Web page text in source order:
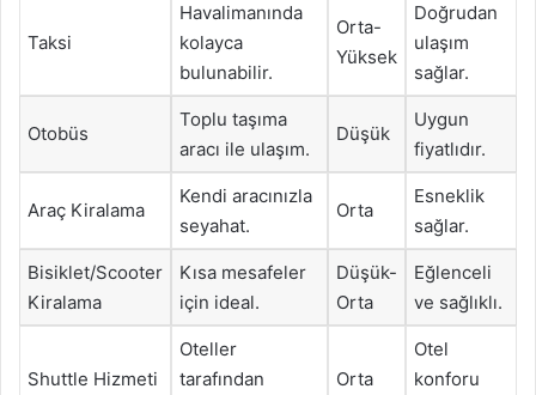
Taksi
Havalimanında
kolayca
bulunabilir.
Orta-
Yüksek
Doğrudan
ulaşım
sağlar.
Otobüs
Toplu taşıma
aracı ile ulaşım.
Düşük
Uygun
fiyatlıdır.
Araç Kiralama
Kendi aracınızla
seyahat.
Orta
Esneklik
sağlar.
Bisiklet/Scooter
Kiralama
Kısa mesafeler
için ideal.
Düşük-
Orta
Eğlenceli
ve sağlıklı.
Shuttle Hizmeti
Oteller
tarafından
Orta
Otel
konforu